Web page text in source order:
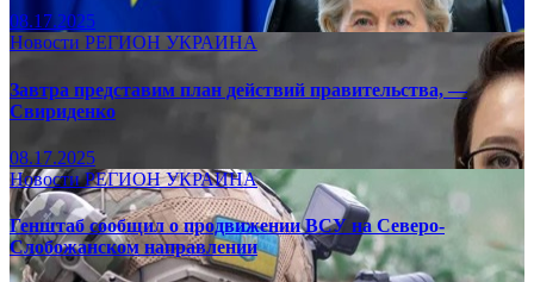
08.17.2025
Новости РЕГИОН УКРАИНА
Завтра представим план действий правительства, —
Свириденко
08.17.2025
НовостиРЕГИОНУКРАИНА
Генштаб сообщил о продвижении ВСУ на Северо-
Слобожанском направлении